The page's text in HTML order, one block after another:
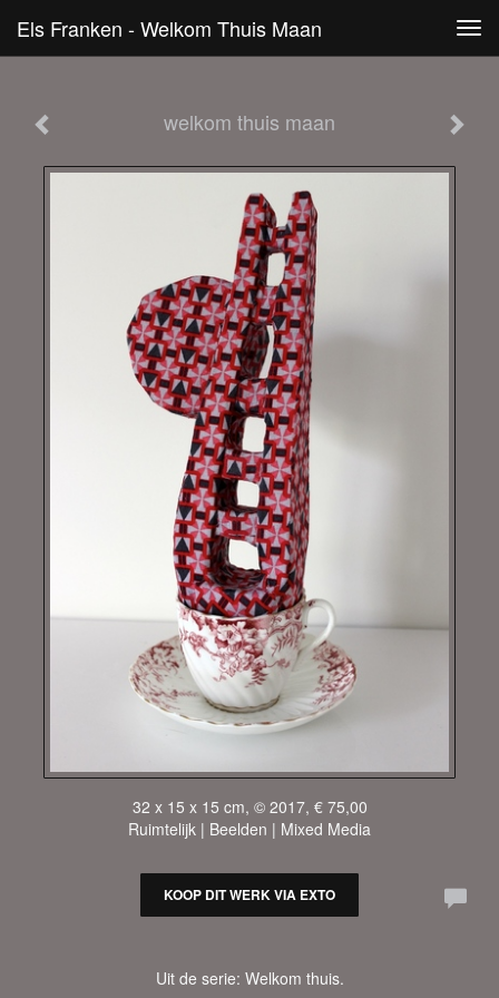
Els Franken - Welkom Thuis Maan
welkom thuis maan
32 x 15 x 15 cm, © 2017, € 75,00
Ruimtelijk | Beelden | Mixed Media
KOOP DIT WERK VIA EXTO
Uit de serie: Welkom thuis.